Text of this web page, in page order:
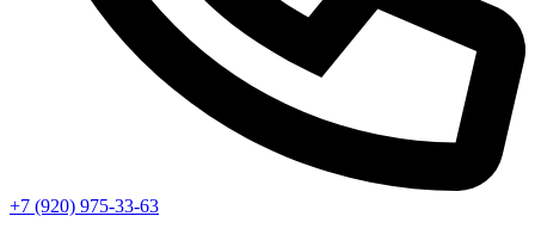
+7 (920) 975-33-63